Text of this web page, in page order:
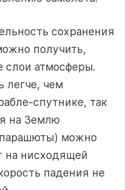
сохранения
получить,
слои атмосферы.
легче, чем
спутнике, так
на Землю
можно
на нисходящей
падения не